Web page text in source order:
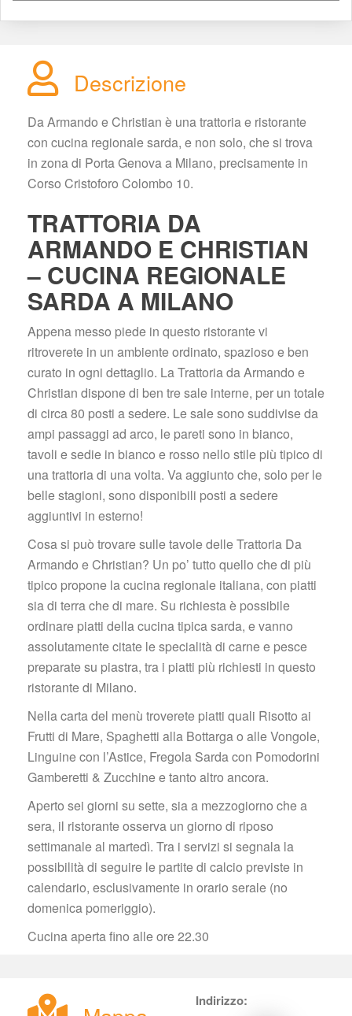
Descrizione
Da Armando e Christian è una trattoria e ristorante
con cucina regionale sarda, e non solo, che si trova
in zona di Porta Genova a Milano, precisamente in
Corso Cristoforo Colombo 10.
TRATTORIA DA
ARMANDO E CHRISTIAN
– CUCINA REGIONALE
SARDA A MILANO
Appena messo piede in questo ristorante vi
ritroverete in un ambiente ordinato, spazioso e ben
curato in ogni dettaglio. La Trattoria da Armando e
Christian dispone di ben tre sale interne, per un totale
di circa 80 posti a sedere. Le sale sono suddivise da
ampi passaggi ad arco, le pareti sono in bianco,
tavoli e sedie in bianco e rosso nello stile più tipico di
una trattoria di una volta. Va aggiunto che, solo per le
belle stagioni, sono disponibili posti a sedere
aggiuntivi in esterno!
Cosa si può trovare sulle tavole delle Trattoria Da
Armando e Christian? Un po’ tutto quello che di più
tipico propone la cucina regionale italiana, con piatti
ia di terra che di mare. Su richiesta è possibile
ordinare piatti della cucina tipica sarda, e vanno
assolutamente citate le specialità di carne e pesce
preparate su piastra, tra i piatti più richiesti in questo
ristorante di Milano.
Nella carta del menù troverete piatti quali Risotto ai
Frutti di Mare, Spaghetti alla Bottarga o alle Vongole,
Linguine con l’Astice, Fregola Sarda con Pomodorini
Gamberetti & Zucchine e tanto altro ancora.
Aperto sei giorni su sette, sia a mezzogiorno che a
era, il ristorante osserva un giorno di riposo
ettimanale al martedì. Tra i servizi si segnala la
possibilità di seguire le partite di calcio previste in
calendario, esclusivamente in orario serale (no
domenica pomeriggio).
Cucina aperta fino alle ore 22.30
Indirizzo: